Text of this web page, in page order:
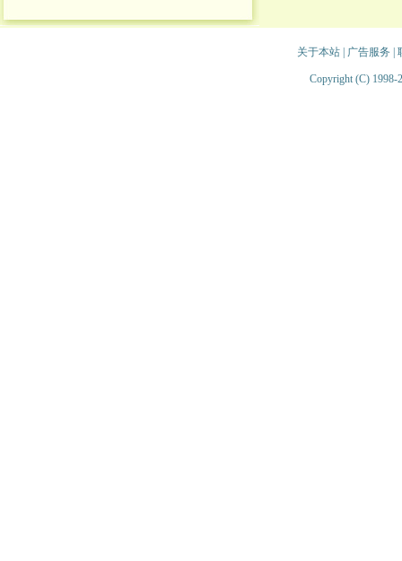
关于本站| 广告服务
Copyright (C) 1998-